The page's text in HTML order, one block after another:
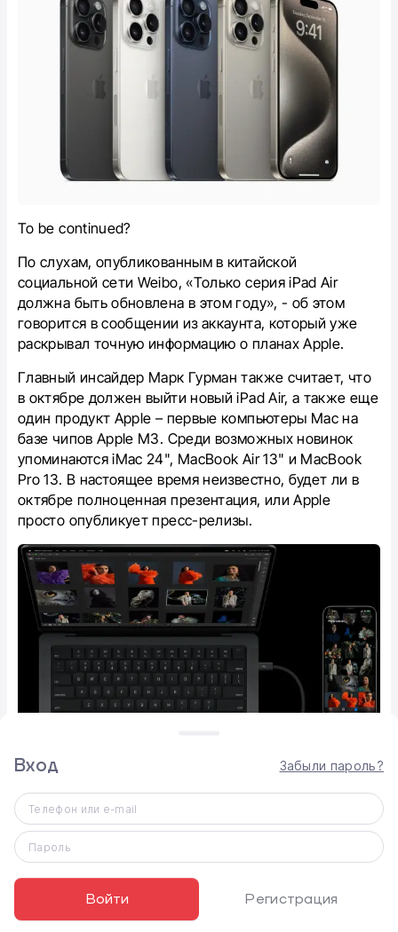
To be continued?
По слухам, опубликованным в китайской
социальной сети Weibo, «Только серия ‌iPad Air‌
должна быть обновлена ​​в этом году», - об этом
говорится в сообщении из аккаунта, который уже
раскрывал точную информацию о планах Apple.
Главный инсайдер Марк Гурман также считает, что
в октябре должен выйти новый iPad Air, а также еще
один продукт Apple – первые компьютеры Mac на
базе чипов Apple М3. Среди возможных новинок
упоминаются iMac 24", MacBook Air 13" и MacBook
Pro 13. В настоящее время неизвестно, будет ли в
октябре полноценная презентация, или Apple
просто опубликует пресс-релизы.
Не исключено, что до конца года могут быть
анонсированы третьи поколения AirPods Pro и
Вход Забыли пароль?
Телефон или e-mail
Пароль
Войти Регистрация